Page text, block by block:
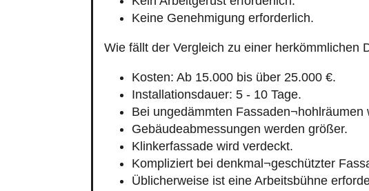
Wie fällt der Vergleich zu einer herkömmlichen
Kosten: Ab 15.000 bis über 25.000 €.
Bei ungedämmten Fassaden¬hohlräumen
Gebäudeabmessungen werden größer.
Klinkerfassade wird verdeckt.
Kompliziert bei denkmal¬geschützter
Üblicherweise ist eine Arbeitsbühne
Im Einzelfall kann eine Genehmigung